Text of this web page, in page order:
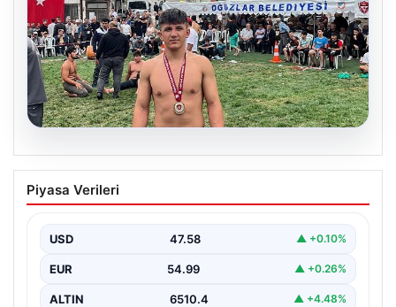
Genç Güreşçi Volkan Bilgin, Dünya
Üçüncüsü Statüsüne Ulaştı
altı kategorisinde düzenlenen Uluslararası Dünya
Güreş…
Piyasa Verileri
USD 47.58 ▲ +0.10%
EUR 54.99 ▲ +0.26%
ALTIN 6510.4 ▲ +4.48%